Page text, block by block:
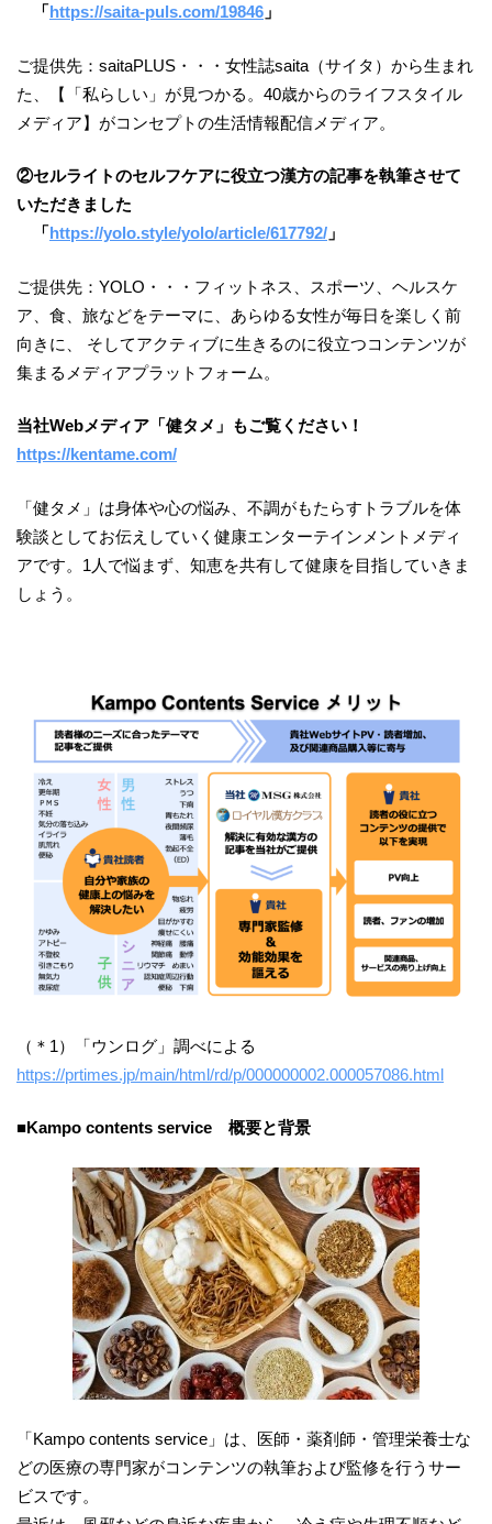
「https://saita-puls.com/19846 」
ご提供先：saitaPLUS・・・女性誌saita（サイタ）から生まれ
た、【「私らしい」が見つかる。40歳からのライフスタイル
メディア】がコンセプトの生活情報配信メディア。
②セルライトのセルフケアに役立つ漢方の記事を執筆させて
いただきました
「https://yolo.style/yolo/article/617792/ 」
ご提供先：YOLO・・・フィットネス、スポーツ、ヘルスケ
ア、食、旅などをテーマに、あらゆる女性が毎日を楽しく前
向きに、 そしてアクティブに生きるのに役立つコンテンツが
集まるメディアプラットフォーム。
当社Webメディア「健タメ」もご覧ください！
https://kentame.com/
「健タメ」は身体や心の悩み、不調がもたらすトラブルを体
験談としてお伝えしていく健康エンターテインメントメディ
アです。1人で悩まず、知恵を共有して健康を目指していきま
しょう。
（＊1）「ウンログ」調べによる
https://prtimes.jp/main/html/rd/p/000000002.000057086.html
■Kampo contents service 概要と背景
「Kampo contents service」は、医師・薬剤師・管理栄養士な
どの医療の専門家がコンテンツの執筆および監修を行うサー
ビスです。